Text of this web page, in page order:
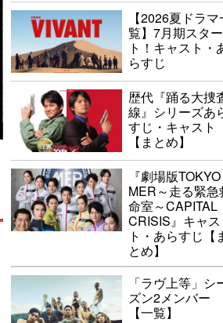
【2026夏ドラマ
覧】7月期スター
ト！キャスト・
らすじ
歴代『踊る大捜
線』シリーズあ
すじ・キャスト
【まとめ】
『劇場版TOKYO
MER～走る緊急
命室～CAPITAL
CRISIS』キャス
ト・あらすじ【
とめ】
「ラヴ上等」シ
ズン2メンバー
【一覧】